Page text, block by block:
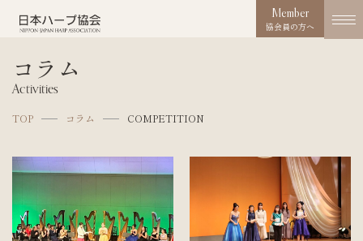
コンクール
Competition
Member
協会員の方へ
コラム
Activities
TOP コラム COMPETITION